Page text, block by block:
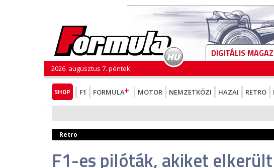
DIGITÁLIS
2026. augusztus 7. péntek
SHOP F1 FORMULA MOTOR NEMZETKÖZI HAZAI RETRO
Retro
F1-es pilóták, akiket